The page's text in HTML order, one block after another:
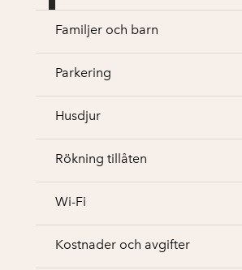
Familjer och barn
Parkering
Husdjur
Rökning tillåten
Wi-Fi
Kostnader och avgifter